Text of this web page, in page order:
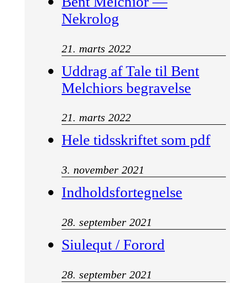
Nekrolog
21. marts 2022
Uddrag af Tale til Bent
Melchiors begravelse
21. marts 2022
Hele tidsskriftet som pdf
3. november 2021
Indholdsfortegnelse
28. september 2021
Siulequt / Forord
28. september 2021